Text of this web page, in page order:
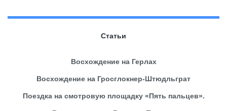
Статьи
Восхождение на Герлах
Восхождение на Гросглокнер-Штюдльграт
Поездка на смотровую площадку «Пять пальцев».